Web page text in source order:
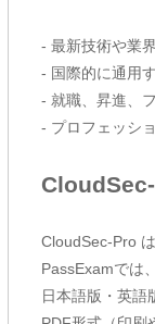
- 最新技術や業
- 国際的に通用
- 就職、昇進、
- プロフェッシ
CloudSec-Pro
PassExamでは
日本語版・英語